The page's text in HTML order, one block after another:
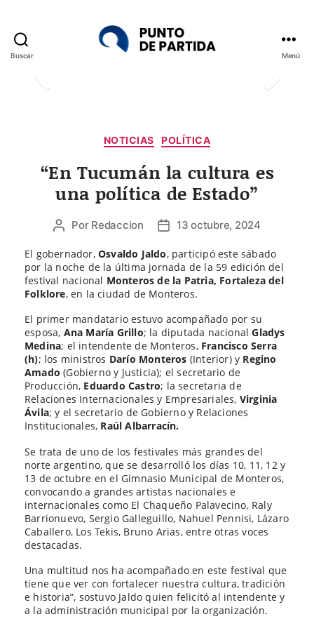
Buscar Menú
Categorías
NOTICIAS POLÍTICA
“En Tucumán la cultura es
una política de Estado”
Autor
la
entrada
Por Redaccion
Fecha
la
entrada
13 octubre, 2024
El gobernador, Osvaldo Jaldo, participó este sábado
por la noche de la última jornada de la 59 edición del
festival nacional Monteros de la Patria, Fortaleza del
Folklore, en la ciudad de Monteros.
El primer mandatario estuvo acompañado por su
esposa, Ana María Grillo; la diputada nacionalGladys
Medina; el intendente de Monteros, Francisco Serra
(h); los ministros Darío Monteros (Interior) y Regino
Amado (Gobierno y Justicia); el secretario de
Producción, Eduardo Castro; la secretaria de
Relaciones Internacionales y Empresariales, Virginia
Ávila; y el secretario de Gobierno y Relaciones
Institucionales, Raúl Albarracín.
Se trata de uno de los festivales más grandes del
norte argentino, que se desarrolló los días 10, 11, 12 y
13 de octubre en el Gimnasio Municipal de Monteros,
convocando a grandes artistas nacionales e
internacionales como El Chaqueño Palavecino, Raly
Barrionuevo, Sergio Galleguillo, Nahuel Pennisi, Lázaro
Caballero, Los Tekis, Bruno Arias, entre otras voces
destacadas.
Una multitud nos ha acompañado en este festival que
tiene que ver con fortalecer nuestra cultura, tradición
e historia”, sostuvo Jaldo quien felicitó al intendente y
a la administración municipal por la organización.